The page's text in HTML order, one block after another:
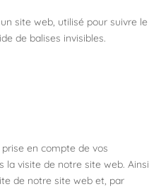
site web, utilisé pour suivre le
de balises invisibles.
en compte de vos
la visite de notre site web. Ainsi,
de notre site web et, par